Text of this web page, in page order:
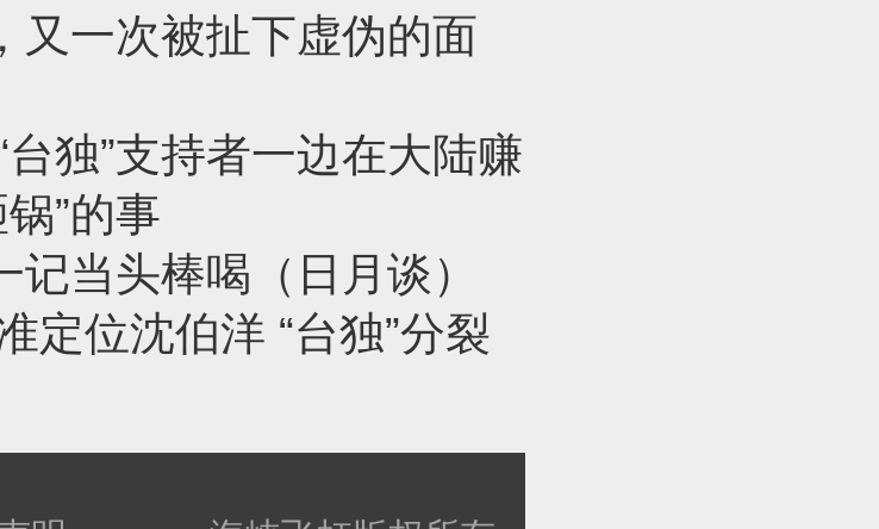
又一次被扯下虚伪的面
独”支持者一边在大陆赚
”的事
记当头棒喝（日月谈）
定位沈伯洋 “台独”分裂